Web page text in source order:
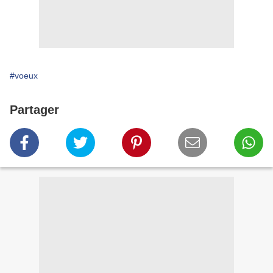
#voeux
Partager